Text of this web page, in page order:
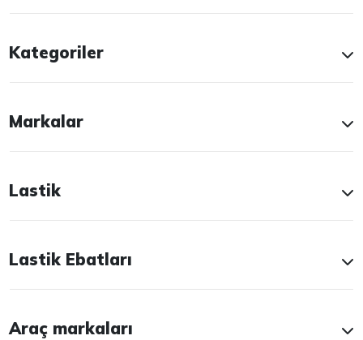
Kategoriler
Markalar
Lastik
Lastik Ebatları
Araç markaları